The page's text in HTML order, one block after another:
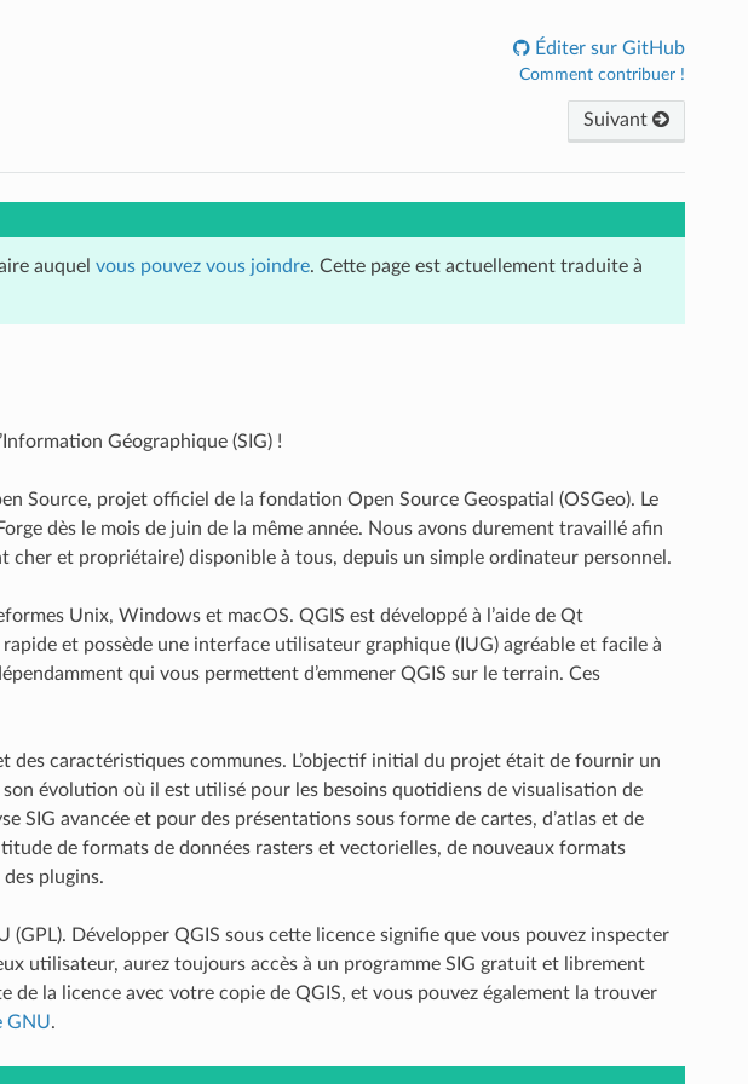
Éditer sur GitHub
Comment contribuer !
Suivant
auquel vous pouvez vous joindre. Cette page est actuellement traduite à
Géographique (SIG) !
Source, projet officiel de la fondation Open Source Geospatial (OSGeo). Le
dès le mois de juin de la même année. Nous avons durement travaillé afin
cher et propriétaire) disponible à tous, depuis un simple ordinateur personnel.
Unix, Windows et macOS. QGIS est développé à l’aide de Qt
et possède une interface utilisateur graphique (IUG) agréable et facile à
qui vous permettent d’emmener QGIS sur le terrain. Ces
des caractéristiques communes. L’objectif initial du projet était de fournir un
évolution où il est utilisé pour les besoins quotidiens de visualisation de
SIG avancée et pour des présentations sous forme de cartes, d’atlas et de
de formats de données rasters et vectorielles, de nouveaux formats
plugins.
(GPL). Développer QGIS sous cette licence signifie que vous pouvez inspecter
utilisateur, aurez toujours accès à un programme SIG gratuit et librement
de la licence avec votre copie de QGIS, et vous pouvez également la trouver
GNU.